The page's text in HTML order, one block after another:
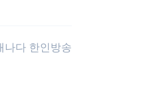
나다 한인방송